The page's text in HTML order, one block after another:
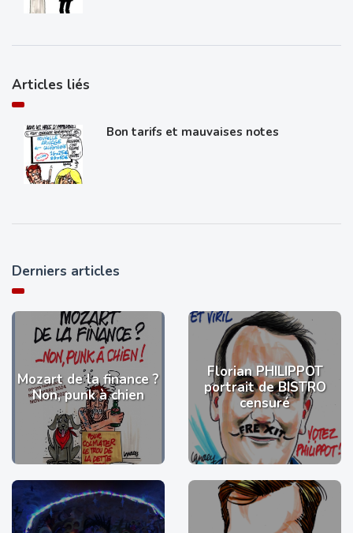
Articles liés
Bon tarifs et mauvaises notes
Derniers articles
Mozart de la finance ?
Non, punk à chien
Florian PHILIPPOT
portrait de BISTRO
censuré